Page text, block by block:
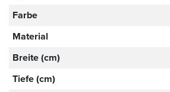
Farbe
Material
Breite (cm)
Tiefe (cm)